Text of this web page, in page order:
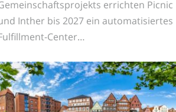
errichten Picnic
Inther bis 2027 ein automatisiertes
Center…